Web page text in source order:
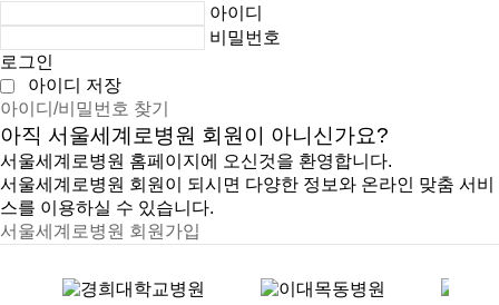
아이디
비밀번호
로그인
아이디 저장
아이디/비밀번호 찾기
아직 서울세계로병원 회원이 아니신가요?
서울세계로병원 홈페이지에 오신것을 환영합니다.
서울세계로병원 회원이 되시면 다양한 정보와 온라인 맞춤 서비
스를 이용하실 수 있습니다.
서울세계로병원 회원가입